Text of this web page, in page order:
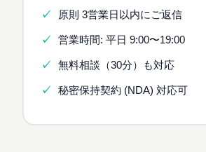
原則 3営業日以内にご返信
営業時間: 平日 9:00〜19:00
無料相談（30分）も対応
秘密保持契約 (NDA) 対応可